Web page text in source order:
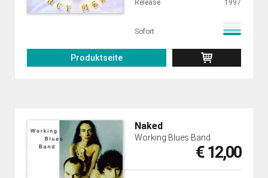
Release
1997
Sofort
Produktseite
Naked
Working Blues Band
€ 12,00